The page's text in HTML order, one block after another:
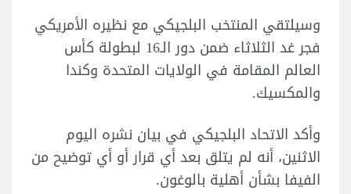
وسيلتقي المنتخب البلجيكي مع نظيره الأمريكي
فجر غد الثلاثاء ضمن دور الـ16 لبطولة كأس
العالم المقامة في الولايات المتحدة وكندا
والمكسيك.
وأكد الاتحاد البلجيكي في بيان نشره اليوم
الاثنين، أنه ​لم يتلق بعد أي قرار أو أي توضيح من
الفيفا بشأن أهلية بالوغون.